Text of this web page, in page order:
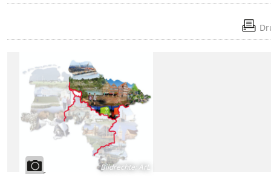
Bildrechte: ArL